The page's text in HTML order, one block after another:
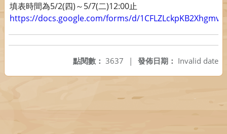
填表時間為5/2(四)～5/7(二)12:00止
https://docs.google.com/forms/d/
發佈日期： Invalid date
點閱數： 3637 |